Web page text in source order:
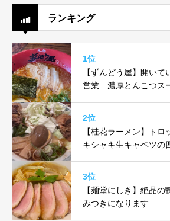
ランキング
1位
【ずんどう屋】開い
営業 濃厚とんこつス
2位
【桂花ラーメン】トロ
キシャキ生キャベツの
3位
【麺堂にしき】絶品
みつきになります